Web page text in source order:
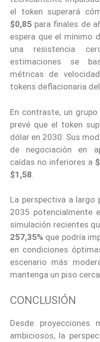
el token superará
$0,85 para finales de
espera que el mínimo
una resistencia
estimaciones se
métricas de
tokens deflacionaria
En contraste, un
prevé que el token
dólar en 2030. Sus
de negociación en
caídas no inferiores a
$1,58
La perspectiva a largo
2035 potencialmente
simulación recientes
257,35% que podría
en condiciones
escenario más
mantenga un piso
CONCLUSIÓN
Desde proyecciones
ambiciosos, la